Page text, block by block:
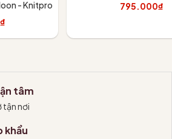
- Knitpro
795.000₫
tâm
tận nơi
khẩu